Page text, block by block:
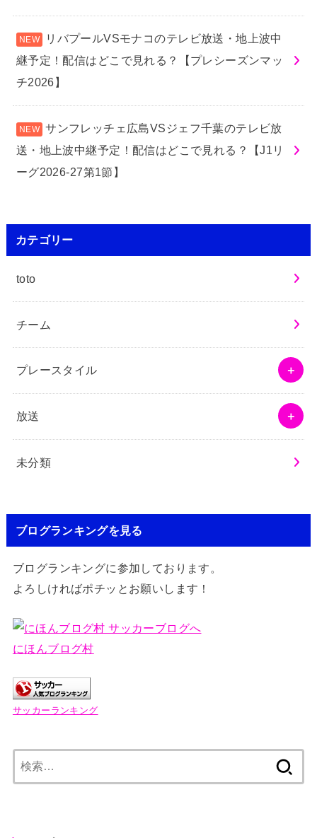
リバプールVSモナコのテレビ放送・地上波中
継予定！配信はどこで見れる？【プレシーズンマッ
チ2026】
サンフレッチェ広島VSジェフ千葉のテレビ放
送・地上波中継予定！配信はどこで見れる？【J1リ
ーグ2026-27第1節】
カテゴリー
toto
チーム
プレースタイル
放送
未分類
ブログランキングを見る
ブログランキングに参加しております。
よろしければポチッとお願いします！
にほんブログ村
サッカーランキング
索: